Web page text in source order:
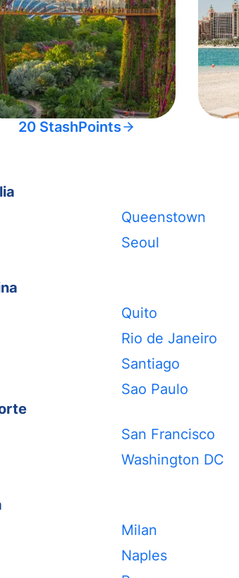
20 StashPoints
Queenstown
Seoul
Quito
Rio de Janeiro
Santiago
Sao Paulo
San Francisco
Washington DC
Milan
Naples